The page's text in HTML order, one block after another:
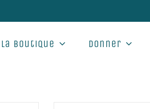
La boutique Donner